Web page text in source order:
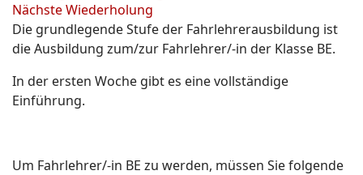
Nächste Wiederholung
Die grundlegende Stufe der Fahrlehrerausbildung ist
die Ausbildung zum/zur Fahrlehrer/-in der Klasse BE.
In der ersten Woche gibt es eine vollständige
Einführung.
Um Fahrlehrer/-in BE zu werden, müssen Sie folgende